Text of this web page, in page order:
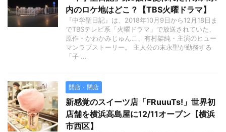
内のロケ地はどこ？【TBS火曜ドラマ】
『中学聖日記』は、2018年10月9日から12月18日ま
でTBSテレビ系「火曜ドラマ」で放送されていた、
原作・かわかみじゅんこ、有村架純・主演のヒュー
マンラブストーリー。 主人公の末永聖が勤務する
「子 ...
開店・閉店
新感覚のスイーツ店「FRuuuTs!」世界初
店舗を横浜高島屋に12/11オープン【横浜
市西区】